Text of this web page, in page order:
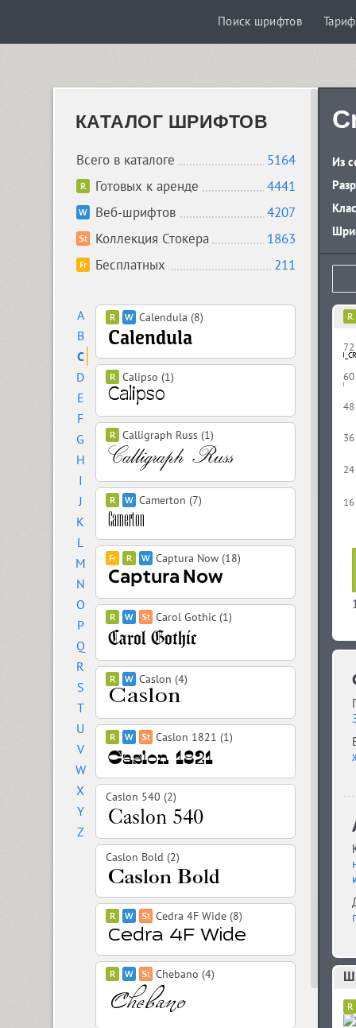
Поиск шрифтов
КАТАЛОГ ШРИФТОВ
Всего в каталоге
5164
Готовых к аренде
4441
Веб-шрифтов
4207
Коллекция Стокера
1863
Бесплатных
211
A
B
C
D
E
F
G
H
I
J
K
L
M
N
O
P
Q
R
S
T
U
V
W
X
Y
Z
Calendula (8)
Calipso (1)
Calligraph Russ (1)
Camerton (7)
Captura Now (18)
Carol Gothic (1)
Caslon (4)
Caslon 1821 (1)
Caslon 540 (2)
Caslon Bold (2)
Cedra 4F Wide (8)
Chebano (4)
Из